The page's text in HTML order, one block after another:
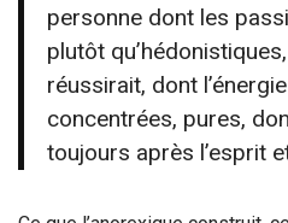
personne dont les
plutôt
réussirait, dont
concentrées, pures,
toujours après l’esprit et